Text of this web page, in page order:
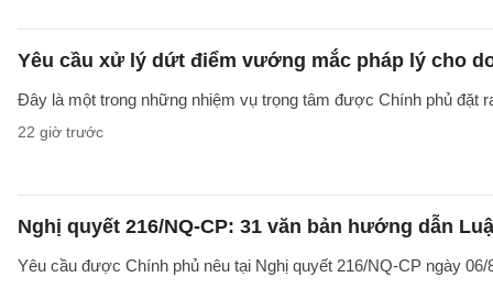
Yêu cầu xử lý dứt điểm vướng mắc pháp lý cho
Đây là một trong những nhiệm vụ trọng tâm được Chính phủ đặt
22 giờ trước
Nghị quyết 216/NQ-CP: 31 văn bản hướng dẫn
Yêu cầu được Chính phủ nêu tại Nghị quyết 216/NQ-CP ngày